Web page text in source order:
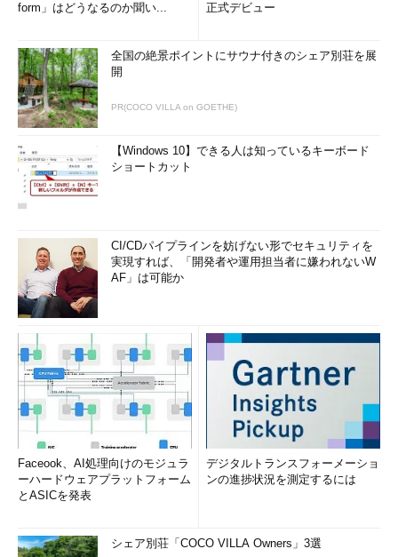
form」はどうなるのか聞い...
正式デビュー
全国の絶景ポイントにサウナ付きのシェア別荘を展
開
PR(COCO VILLA on GOETHE)
【Windows 10】できる人は知っているキーボード
ショートカット
CI/CDパイプラインを妨げない形でセキュリティを
実現すれば、「開発者や運用担当者に嫌われないW
AF」は可能か
Faceook、AI処理向けのモジュラ
ーハードウェアプラットフォーム
とASICを発表
デジタルトランスフォーメーショ
ンの進捗状況を測定するには
シェア別荘「COCO VILLA Owners」3選